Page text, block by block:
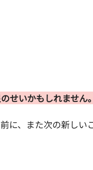
せいかもしれません
に、また次の新しい